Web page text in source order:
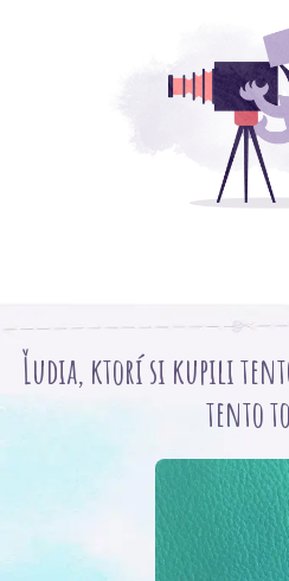
Ľudia, ktorí si kupili
tento